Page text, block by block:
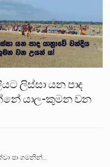
ලිස්සා යන පාද
යාල-කුමන වන
පා ගමනින්…